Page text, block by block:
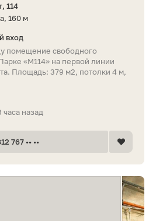
114
160 м
вход
помещение свободного
«М114» на первой линии
Площадь: 379 м2, потолки 4 м,
часа назад
767 •• ••